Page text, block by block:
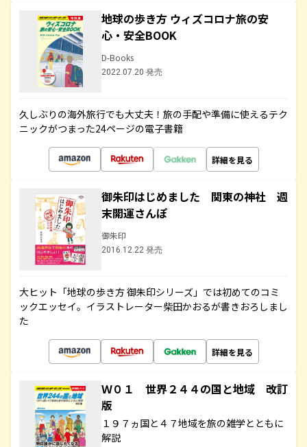
地球の歩き方 ウィズコロナ旅の安
心・安全BOOK
D-Books
2022.07.20 発売
久しぶりの海外旅行でも大丈夫！旅の手配や準備に使えるテク
ニックがつまった24ページの電子書籍
詳細を見る
御朱印はじめました 関東の神社 週
末開運さんぽ
御朱印
2016.12.22 発売
大ヒット「地球の歩き方 御朱印シリーズ」では初めてのコミ
ックエッセイ。イラストレーター柴田かおるが書きおろしまし
た
詳細を見る
Ｗ０１ 世界２４４の国と地域 改訂
版
１９７ヵ国と４７地域を旅の雑学とともに
解説